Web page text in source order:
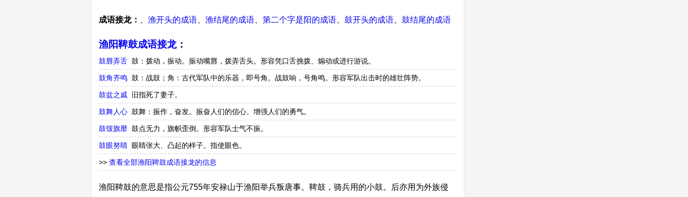
成语接龙： 渔开头的成语 渔结尾的成语 第二个字是阳的成语 鼓开头的成语 鼓结尾的成语
渔阳鞞鼓成语接龙：
鼓唇弄舌 鼓：拨动，振动。振动嘴唇，拨弄舌头。形容凭口舌挑拨、煽动或进行游说。
鼓角齐鸣 鼓：战鼓；角：古代军队中的乐器，即号角。战鼓响，号角鸣。形容军队出击时的雄壮阵势。
鼓盆之戚 旧指死了妻子。
鼓舞人心 鼓舞：振作，奋发。振奋人们的信心。增强人们的勇气。
鼓馁旗靡 鼓点无力，旗帜歪倒。形容军队士气不振。
鼓眼努睛 眼睛张大、凸起的样子。指使眼色。
>> 查看全部渔阳鞞鼓成语接龙的信息
渔阳鞞鼓的意思是指公元755年安禄山于渔阳举兵叛唐事。鞞鼓，骑兵用的小鼓。后亦用为外族侵